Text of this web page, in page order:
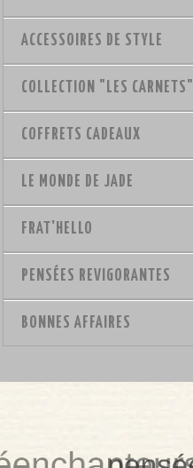
ACCESSOIRES DE STYLE
COLLECTION "LES CARNETS"
COFFRETS CADEAUX
LE MONDE DE JADE
FRAT'HELLO
PENSÉES REVIGORANTES
BONNES AFFAIRES